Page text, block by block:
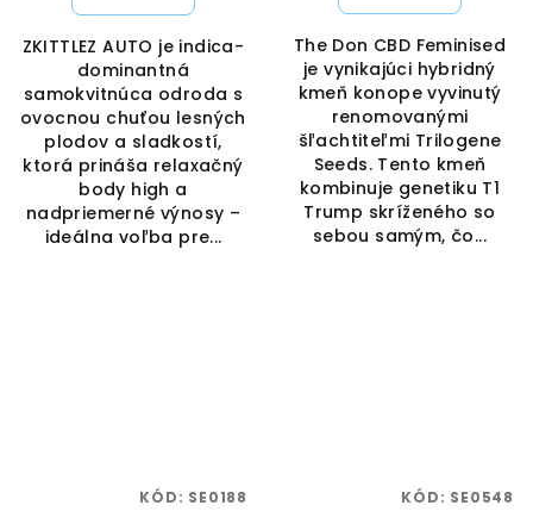
ZKITTLEZ AUTO je indica-
dominantná
samokvitnúca odroda s
ovocnou chuťou lesných
plodov a sladkostí,
ktorá prináša relaxačný
body high a
nadpriemerné výnosy –
ideálna voľba pre...
The Don CBD Feminised
je vynikajúci hybridný
kmeň konope vyvinutý
renomovanými
šľachtiteľmi Trilogene
Seeds. Tento kmeň
kombinuje genetiku T1
Trump skríženého so
sebou samým, čo...
KÓD: SE0188 KÓD: SE0548